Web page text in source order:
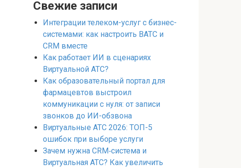
Свежие записи
Интеграции телеком-услуг с бизнес-
системами: как настроить ВАТС и
CRM вместе
Как работает ИИ в сценариях
Виртуальной АТС?
Как образовательный портал для
фармацевтов выстроил
коммуникации с нуля: от записи
звонков до ИИ-обзвона
Виртуальные АТС 2026: ТОП-5
ошибок при выборе услуги
Зачем нужна CRM‑система и
Виртуальная АТС? Как увеличить